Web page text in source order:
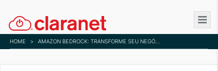
to
main
content
HOME > AMAZON BEDROCK: TRANSFORME SEU NEGÓCIO COM IA GENERATIVA DA AWS